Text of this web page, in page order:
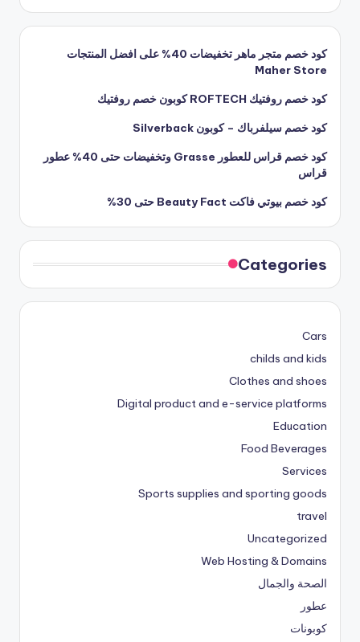
كود خصم متجر ماهر تخفيضات 40% على افضل المنتجات
Maher Store
كود خصم روفتيك ROFTECH كوبون خصم روفتيك
كود خصم سيلفرباك – كوبون Silverback
كود خصم قراس للعطور Grasse وتخفيضات حتى 40% عطور
قراس
كود خصم بيوتي فاكت Beauty Fact حتى 30%
Categories
Cars
childs and kids
Clothes and shoes
Digital product and e-service platforms
Education
Food Beverages
Services
Sports supplies and sporting goods
travel
Uncategorized
Web Hosting & Domains
الصحة والجمال
عطور
كوبونات